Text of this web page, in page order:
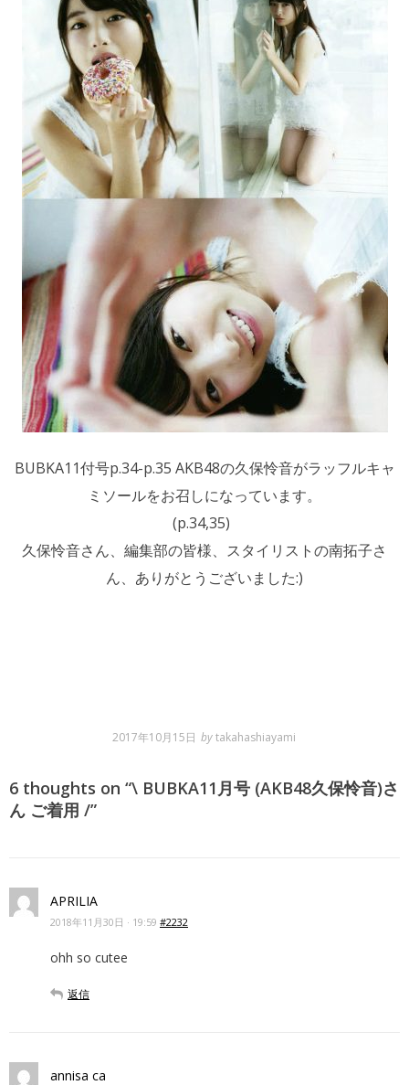
BUBKA11付号p.34-p.35 AKB48の久保怜音がラッフルキャ
ミソールをお召しになっています。
(p.34,35)
久保怜音さん、編集部の皆様、スタイリストの南拓子さ
ん、ありがとうございました:)
2017年10月15日 by takahashiayami
6 thoughts on “\ BUBKA11月号 (AKB48久保怜音)さ
ん ご着用 /”
APRILIA
2018年11月30日 · 19:59 #2232
ohh so cutee
返信
annisa ca